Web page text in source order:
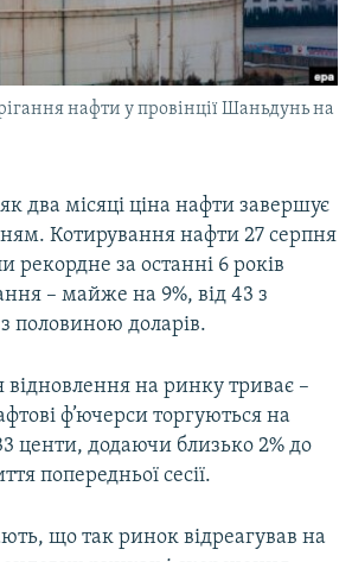
КРИМУнафти у провінції Шаньдунь на
два місяці ціна нафти завершує
Котирування нафти 27 серпня
рекордне за останні 6 років
– майже на 9%, від 43 з
половиною доларів.
відновлення на ринку триває –
ф’ючерси торгуються на
центи, додаючи близько 2% до
попередньої сесії.
що так ринок відреагував на